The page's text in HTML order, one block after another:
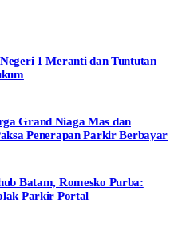
1 Meranti dan Tuntutan
Grand Niaga Mas dan
Penerapan Parkir Berbayar
Batam, Romesko Purba:
Parkir Portal